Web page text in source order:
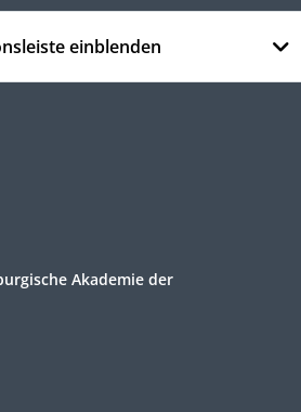
einblenden
Akademie der